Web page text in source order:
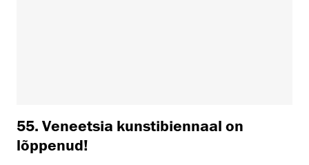
55. Veneetsia kunstibiennaal on
lõppenud!